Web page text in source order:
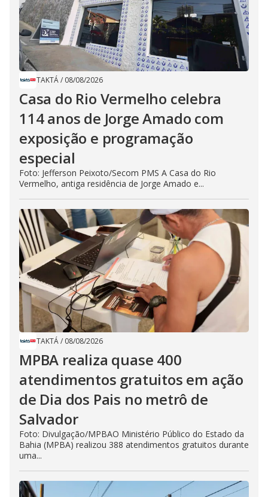
TAKTÁ/ 08/08/2026
Casa do Rio Vermelho celebra
114 anos de Jorge Amado com
exposição e programação
especial
Foto: Jefferson Peixoto/Secom PMS A Casa do Rio
Vermelho, antiga residência de Jorge Amado e...
TAKTÁ/ 08/08/2026
MPBA realiza quase 400
atendimentos gratuitos em ação
de Dia dos Pais no metrô de
Salvador
Foto: Divulgação/MPBAO Ministério Público do Estado da
Bahia (MPBA) realizou 388 atendimentos gratuitos durante
uma...